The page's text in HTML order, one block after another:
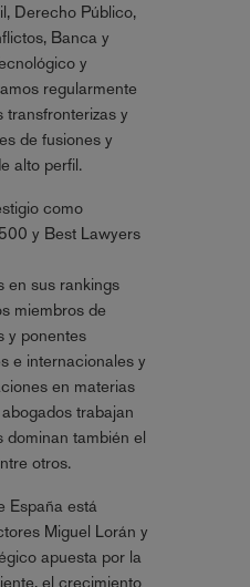
Derecho Público,
Banca y
y
regularmente
y
de fusiones y
alto perfil.
como
y Best Lawyers
en sus rankings
miembros de
y ponentes
e internacionales y
en materias
trabajan
dominan también el
otros.
España está
Miguel Lorán y
apuesta por la
el crecimiento